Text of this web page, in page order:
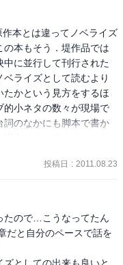
本とは違ってノベライズ
本もそう．堤作品では
に並行して刊行された
ライズとして読むより
かという見方をするほ
的小ネタの数々が現場で
のなかにも脚本で書か
み立てられたドラマに
や DVD のような切れ目
ングに向けて一気に盛
することができる．
投稿日 : 2011.08.23
たので…こうなってたん
だと自分のペースで話を